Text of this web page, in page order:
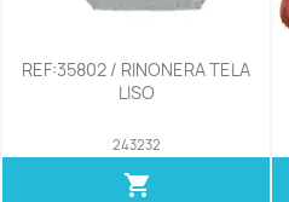
REF:35802 / RINONERA TELA
LISO
243232
shopping_cart